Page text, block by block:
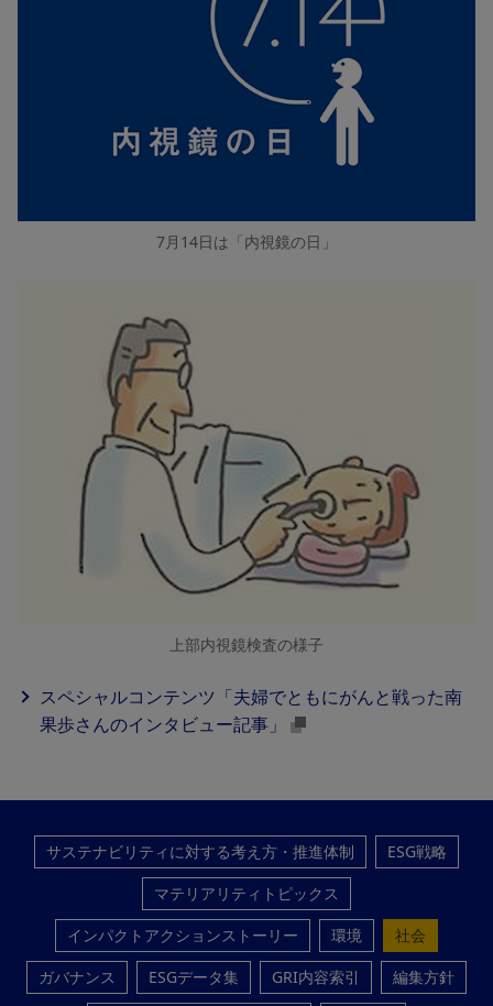
7月14日は「内視鏡の日」
上部内視鏡検査の様子
スペシャルコンテンツ「夫婦でともにがんと戦った南
果歩さんのインタビュー記事」
サステナビリティに対する考え方・推進体制
ESG戦略
マテリアリティトピックス
インパクトアクションストーリー
環境
社会
ガバナンス
ESGデータ集 GRI内容索引
編集方針